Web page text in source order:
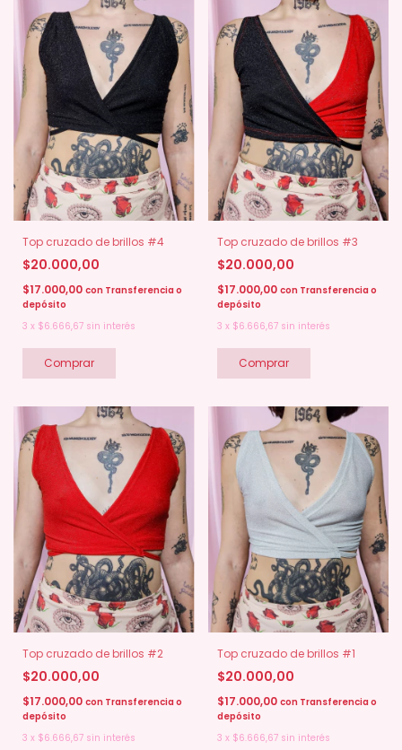
Top cruzado de brillos #4
$20.000,00
$17.000,00 con Transferencia o
depósito
3 x $6.666,67 sin interés
Top cruzado de brillos #3
$20.000,00
$17.000,00 con Transferencia o
depósito
3 x $6.666,67 sin interés
Top cruzado de brillos #2
$20.000,00
$17.000,00 con Transferencia o
depósito
3 x $6.666,67 sin interés
Top cruzado de brillos #1
$20.000,00
$17.000,00 con Transferencia o
depósito
3 x $6.666,67 sin interés